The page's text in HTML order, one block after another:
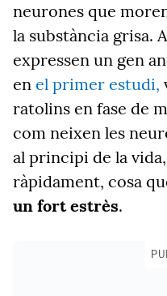
neurones que
la substància grisa.
expressen un gen
en el primer estudi,
ratolins en fase de
com neixen les
al principi de la
ràpidament, cosa
un fort estrès.